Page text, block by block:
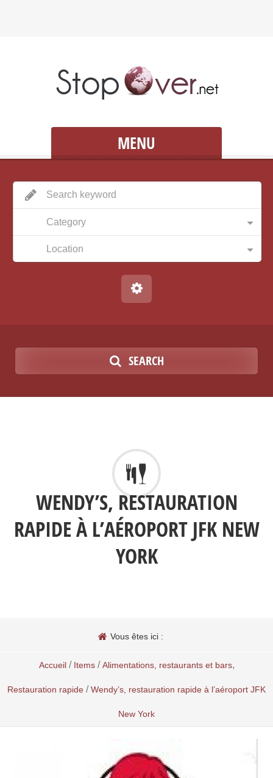
MENU
Category
Location
SEARCH
WENDY’S, RESTAURATION
RAPIDE À L’AÉROPORT JFK NEW
YORK
Vous êtes ici :
Accueil / Items / Alimentations, restaurants et bars,
Restauration rapide / Wendy’s, restauration rapide à l’aéroport JFK
New York